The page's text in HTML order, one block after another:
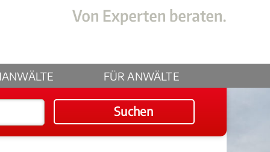
FÜR ANWÄLTE
Suchen